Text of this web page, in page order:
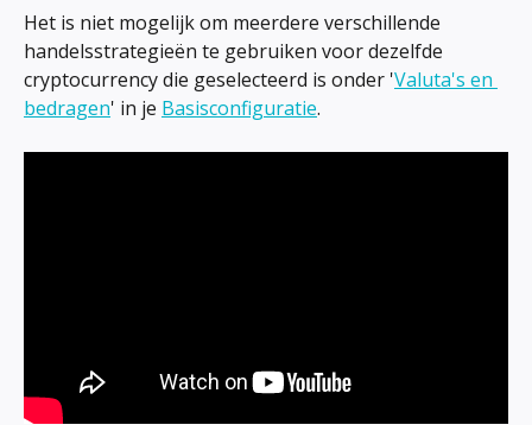
Het is niet mogelijk om meerdere verschillende
handelsstrategieën te gebruiken voor dezelfde
cryptocurrency die geselecteerd is onder 'Valuta's en
bedragen' in je Basisconfiguratie.